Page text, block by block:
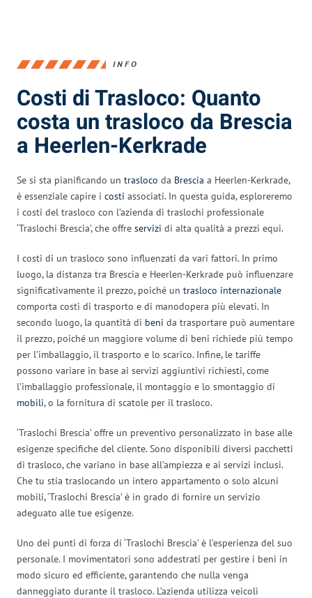
INFO
Costi di Trasloco: Quanto
costa un trasloco da Brescia
a Heerlen-Kerkrade
Se si sta pianificando un trasloco da Brescia a Heerlen-Kerkrade,
è essenziale capire i costi associati. In questa guida, esploreremo
i costi del trasloco con l’azienda di traslochi professionale
‘Traslochi Brescia’, che offre servizi di alta qualità a prezzi equi.
I costi di un trasloco sono influenzati da vari fattori. In primo
luogo, la distanza tra Brescia e Heerlen-Kerkrade può influenzare
significativamente il prezzo, poiché un trasloco internazionale
comporta costi di trasporto e di manodopera più elevati. In
secondo luogo, la quantità di beni da trasportare può aumentare
il prezzo, poiché un maggiore volume di beni richiede più tempo
per l’imballaggio, il trasporto e lo scarico. Infine, le tariffe
possono variare in base ai servizi aggiuntivi richiesti, come
l’imballaggio professionale, il montaggio e lo smontaggio di
mobili, o la fornitura di scatole per il trasloco.
‘Traslochi Brescia’ offre un preventivo personalizzato in base alle
esigenze specifiche del cliente. Sono disponibili diversi pacchetti
di trasloco, che variano in base all’ampiezza e ai servizi inclusi.
Che tu stia traslocando un intero appartamento o solo alcuni
mobili, ‘Traslochi Brescia’ è in grado di fornire un servizio
adeguato alle tue esigenze.
Uno dei punti di forza di ‘Traslochi Brescia’ è l’esperienza del suo
personale. I movimentatori sono addestrati per gestire i beni in
modo sicuro ed efficiente, garantendo che nulla venga
danneggiato durante il trasloco. L’azienda utilizza veicoli